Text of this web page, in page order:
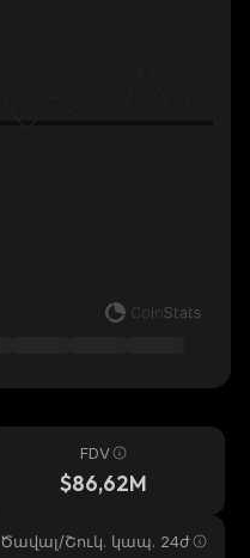
FDV
$86,62M
Ծավալ/Շուկ. կապ. 24ժ